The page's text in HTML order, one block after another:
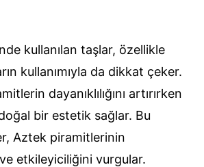
kullanılan taşlar, özellikle
kullanımıyla da dikkat çeker.
dayanıklılığını artırırken
bir estetik sağlar. Bu
Aztek piramitlerinin
etkileyiciliğini vurgular.